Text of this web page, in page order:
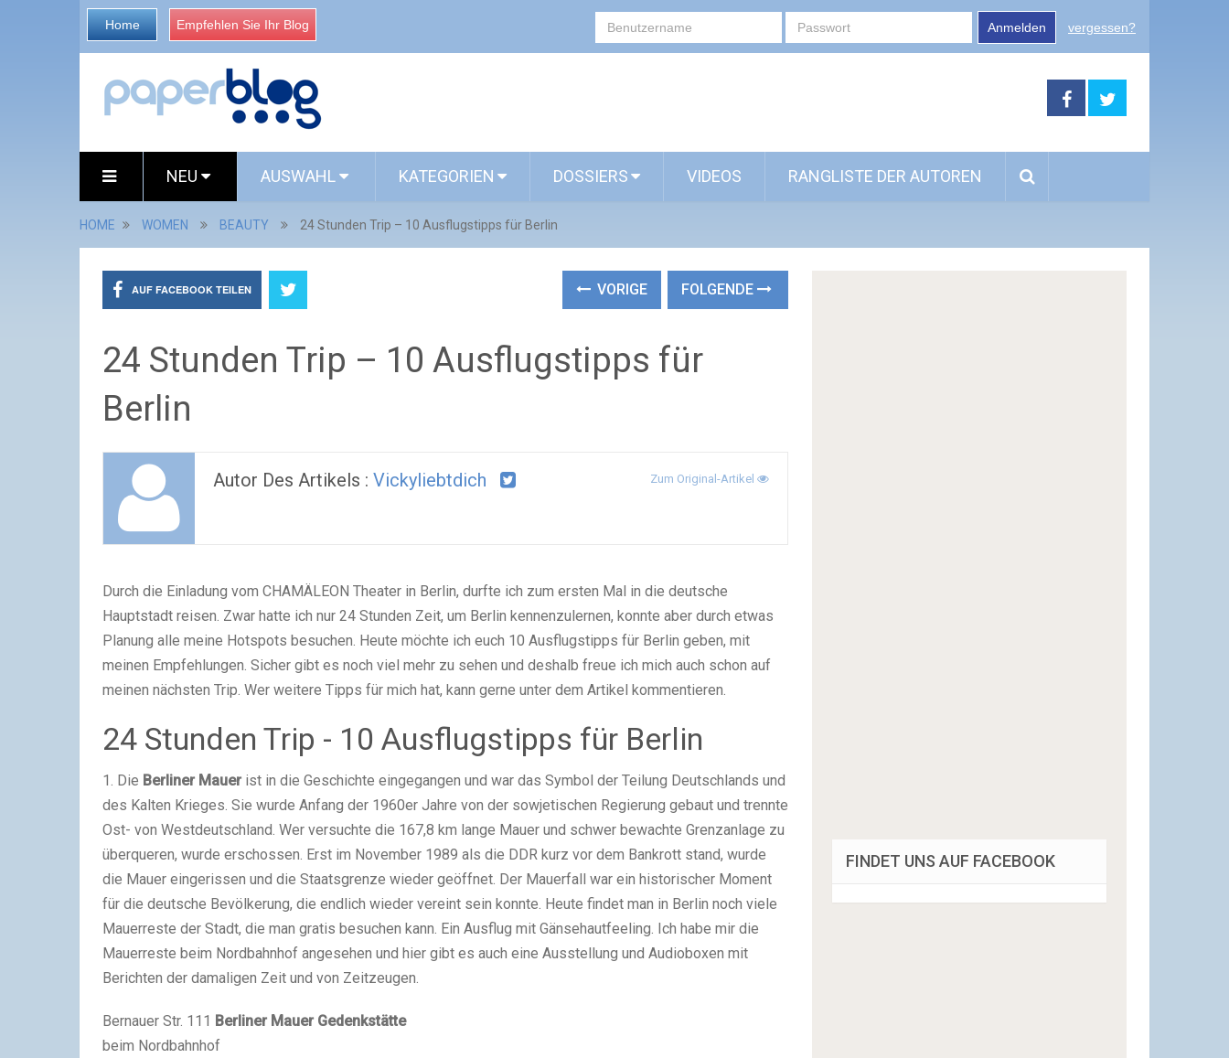
Home Empfehlen Sie Ihr Blog Anmelden vergessen?
NEU AUSWAHL KATEGORIEN DOSSIERS VIDEOS RANGLISTE DER AUTOREN
HOME WOMEN BEAUTY 24 Stunden Trip – 10 Ausflugstipps für Berlin
AUF FACEBOOK TEILEN VORIGE FOLGENDE
24 Stunden Trip – 10 Ausflugstipps für
Berlin
Autor Des Artikels : Vickyliebtdich Zum Original-Artikel
Durch die Einladung vom CHAMÄLEON Theater in Berlin, durfte ich zum ersten Mal in die deutsche
Hauptstadt reisen. Zwar hatte ich nur 24 Stunden Zeit, um Berlin kennenzulernen, konnte aber durch etwas
Planung alle meine Hotspots besuchen. Heute möchte ich euch 10 Ausflugstipps für Berlin geben, mit
meinen Empfehlungen. Sicher gibt es noch viel mehr zu sehen und deshalb freue ich mich auch schon auf
meinen nächsten Trip. Wer weitere Tipps für mich hat, kann gerne unter dem Artikel kommentieren.
24 Stunden Trip - 10 Ausflugstipps für Berlin
1. Die Berliner Mauer ist in die Geschichte eingegangen und war das Symbol der Teilung Deutschlands und
des Kalten Krieges. Sie wurde Anfang der 1960er Jahre von der sowjetischen Regierung gebaut und trennte
Ost- von Westdeutschland. Wer versuchte die 167,8 km lange Mauer und schwer bewachte Grenzanlage zu
überqueren, wurde erschossen. Erst im November 1989 als die DDR kurz vor dem Bankrott stand, wurde
die Mauer eingerissen und die Staatsgrenze wieder geöffnet. Der Mauerfall war ein historischer Moment
für die deutsche Bevölkerung, die endlich wieder vereint sein konnte. Heute findet man in Berlin noch viele
Mauerreste der Stadt, die man gratis besuchen kann. Ein Ausflug mit Gänsehautfeeling. Ich habe mir die
Mauerreste beim Nordbahnhof angesehen und hier gibt es auch eine Ausstellung und Audioboxen mit
Berichten der damaligen Zeit und von Zeitzeugen.
Bernauer Str. 111 Berliner Mauer Gedenkstätte
beim Nordbahnhof
FINDET UNS AUF FACEBOOK